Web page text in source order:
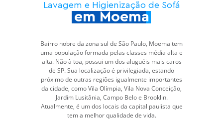
Lavagem e Higienização de Sofá
em Moema
Bairro nobre da zona sul de São Paulo, Moema tem
uma população formada pelas classes média alta e
alta. Não à toa, possui um dos aluguéis mais caros
de SP. Sua localização é privilegiada, estando
próximo de outras regiões igualmente importantes
da cidade, como Vila Olímpia, Vila Nova Conceição,
Jardim Lusitânia, Campo Belo e Brooklin.
Atualmente, é um dos locais da capital paulista que
tem a melhor qualidade de vida.